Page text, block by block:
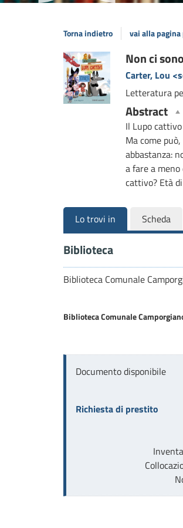
Torna indietro vai alla
Dettaglio
del
documento
Non ci
Carter, Lou
Letteratura
Abstract
Il Lupo
Ma come
abbastanza:
a fare a
cattivo? Età
Lo trovi in Scheda
Biblioteca
Biblioteca Comunale
Biblioteca Comunale
Documento disponibile
Richiesta di prestito